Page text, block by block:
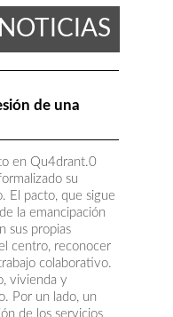
NOTICIAS
de una
en Qu4drant.0
su
El pacto, que sigue
la emancipación
sus propias
centro, reconocer
colaborativo.
vivienda y
Por un lado, un
de los servicios